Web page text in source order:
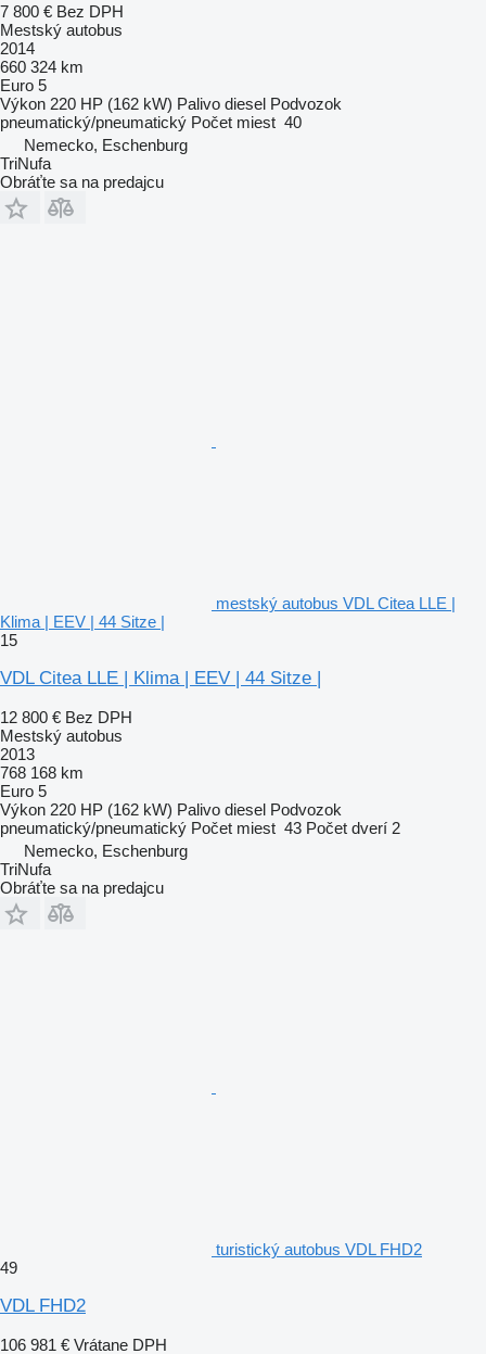
7 800 € Bez DPH
Mestský autobus
2014
660 324 km
Euro 5
Výkon 220 HP (162 kW) Palivo diesel Podvozok
pneumatický/pneumatický Počet miest 40
Nemecko, Eschenburg
TriNufa
Obráťte sa na predajcu
mestský autobus VDL Citea LLE |
Klima | EEV | 44 Sitze |
15
VDL Citea LLE | Klima | EEV | 44 Sitze |
12 800 € Bez DPH
Mestský autobus
2013
768 168 km
Euro 5
Výkon 220 HP (162 kW) Palivo diesel Podvozok
pneumatický/pneumatický Počet miest 43 Počet dverí 2
Nemecko, Eschenburg
TriNufa
Obráťte sa na predajcu
turistický autobus VDL FHD2
49
VDL FHD2
106 981 € Vrátane DPH